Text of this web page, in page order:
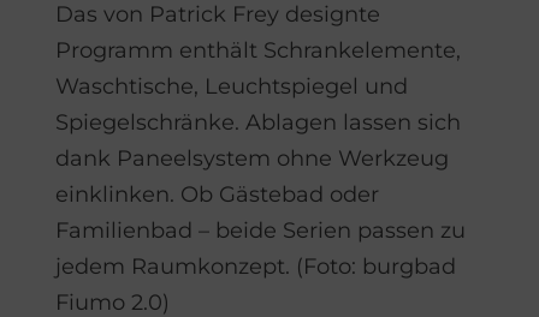
Das von Patrick Frey designte
Programm enthält Schrankelemente,
Waschtische, Leuchtspiegel und
Spiegelschränke. Ablagen lassen sich
dank Paneelsystem ohne Werkzeug
einklinken. Ob Gästebad oder
Familienbad – beide Serien passen zu
jedem Raumkonzept. (Foto: burgbad
Fiumo 2.0)